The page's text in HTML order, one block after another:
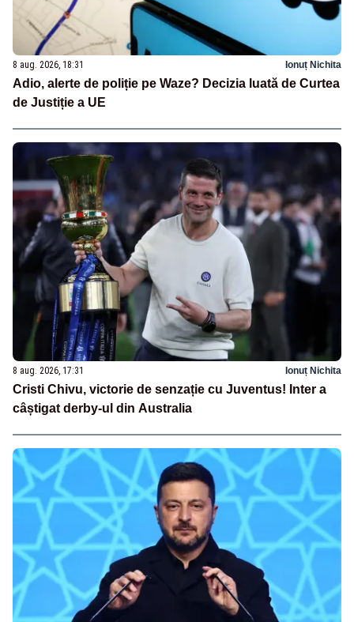
8 aug. 2026, 18:31 Ionuț Nichita
Adio, alerte de poliție pe Waze? Decizia luată de Curtea
de Justiție a UE
8 aug. 2026, 17:31 Ionuț Nichita
Cristi Chivu, victorie de senzație cu Juventus! Inter a
câștigat derby-ul din Australia